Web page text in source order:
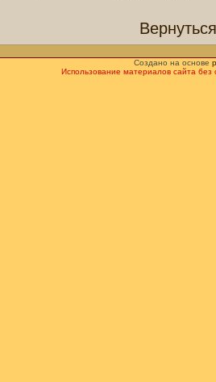
Создано на основе
Использование материалов сайта